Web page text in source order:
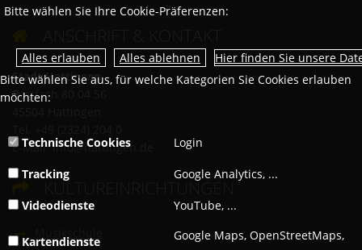
Stadt Hattingen
Postfach 80 04 56
E-Mail:info@hattingen.de
KULTUREINRICHTUNGEN
Bitte wählen Sie Ihre Cookie-Präferenzen:
Hier finden Sie unsere
Bitte wählen Sie aus, für welche Kategorien Sie Cookies erlauben
möchten:
Technische Cookies Login
Tracking Google Analytics, ...
Videodienste YouTube, ...
Kartendienste
Google Maps, OpenStreetMaps,